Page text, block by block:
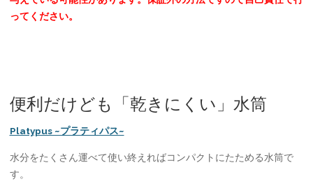
ってください。
便利だけども「乾きにくい」水筒
Platypus ~プラティパス~
水分をたくさん運べて使い終えればコンパクトにたためる水筒で
す。